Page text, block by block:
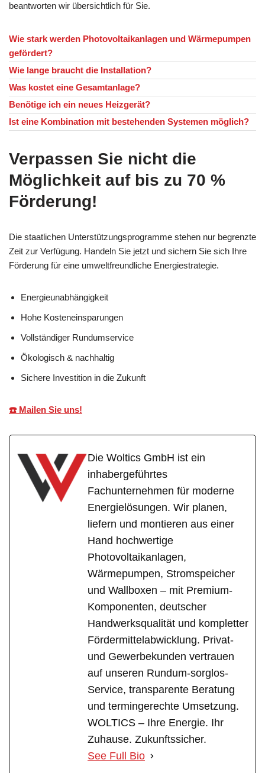
beantworten wir übersichtlich für Sie.
Wie stark werden Photovoltaikanlagen und Wärmepumpen
gefördert?
Wie lange braucht die Installation?
Was kostet eine Gesamtanlage?
Benötige ich ein neues Heizgerät?
Ist eine Kombination mit bestehenden Systemen möglich?
Verpassen Sie nicht die
Möglichkeit auf bis zu 70 %
Förderung!
Die staatlichen Unterstützungsprogramme stehen nur begrenzte
Zeit zur Verfügung. Handeln Sie jetzt und sichern Sie sich Ihre
Förderung für eine umweltfreundliche Energiestrategie.
Energieunabhängigkeit
Hohe Kosteneinsparungen
Vollständiger Rundumservice
Ökologisch & nachhaltig
Sichere Investition in die Zukunft
☎️ Mailen Sie uns!
Die Woltics GmbH ist ein
inhabergeführtes
Fachunternehmen für moderne
Energielösungen. Wir planen,
liefern und montieren aus einer
Hand hochwertige
Photovoltaikanlagen,
Wärmepumpen, Stromspeicher
und Wallboxen – mit Premium-
Komponenten, deutscher
Handwerksqualität und kompletter
Fördermittelabwicklung. Privat-
und Gewerbekunden vertrauen
auf unseren Rundum-sorglos-
Service, transparente Beratung
und termingerechte Umsetzung.
WOLTICS – Ihre Energie. Ihr
Zuhause. Zukunftssicher.
See Full Bio